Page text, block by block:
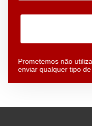
Prometemos não
enviar qualquer tipo de